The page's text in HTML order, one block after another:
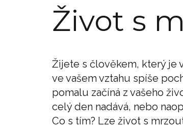
Život s
Žijete s člověkem, který je
ve vašem vztahu spíše
pomalu začíná z vašeho
celý den nadává, nebo
Co s tím? Lze život s